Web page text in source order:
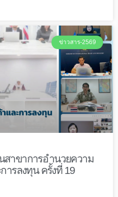
ข่าวสาร-2569
าขาการอำนวยความ
ารลงทุน ครั้งที่ 19